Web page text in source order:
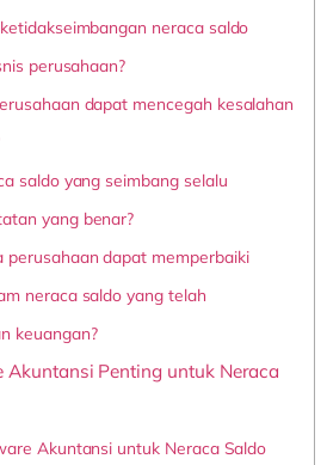
neraca saldo
perusahaan?
dapat mencegah kesalahan
saldo yang seimbang selalu
yang benar?
perusahaan dapat memperbaiki
neraca saldo yang telah
keuangan?
Akuntansi Penting untuk Neraca
Akuntansi untuk Neraca Saldo